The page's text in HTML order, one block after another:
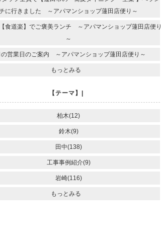
に行きました ～アパマンショップ蓮田店便り～
食道楽】でご褒美ランチ ～アパマンショップ蓮田店便り
～
営業日のご案内 ～アパマンショップ蓮田店便り～
もっとみる
【テーマ】|
柏木(12)
鈴木(9)
田中(138)
工事事例紹介(9)
岩崎(116)
もっとみる